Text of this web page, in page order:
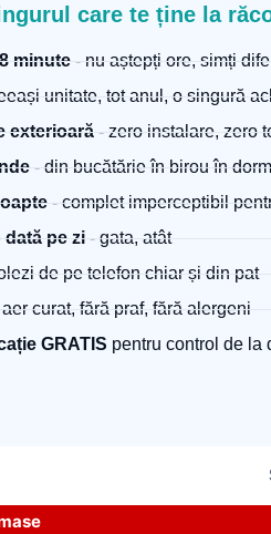
care te ține la
minute- nu aștepți ore, simți
unitate, tot anul, o singură
exterioară- zero instalare, zero
- din bucătărie în birou în
- complet imperceptibil
pe zi- gata, atât
de pe telefon chiar și din pat
curat, fără praf, fără alergeni
GRATIS pentru control de la